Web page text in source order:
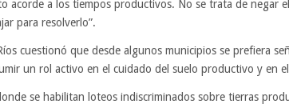
acorde a los tiempos productivos. No se trata de negar
para resolverlo”.
cuestionó que desde algunos municipios se prefiera
un rol activo en el cuidado del suelo productivo y en
se habilitan loteos indiscriminados sobre tierras